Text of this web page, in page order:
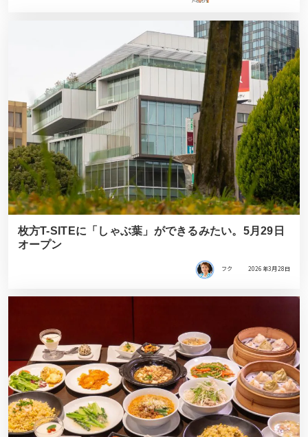
枚方T-SITEに「しゃぶ葉」ができるみたい。5月29日
オープン
フク 2026年3月28日